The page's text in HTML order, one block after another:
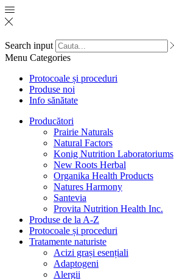
Search input
Menu Categories
Protocoale și proceduri
Produse noi
Info sănătate
Producători
Prairie Naturals
Natural Factors
Konig Nutrition Laboratoriums
New Roots Herbal
Organika Health Products
Natures Harmony
Santevia
Provita Nutrition Health Inc.
Produse de la A-Z
Protocoale și proceduri
Tratamente naturiste
Acizi grași esențiali
Adaptogeni
Alergii